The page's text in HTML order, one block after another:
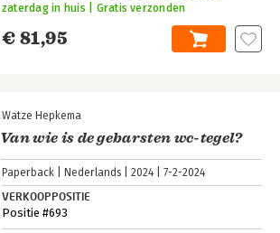
€ 81,95
zaterdag in huis | Gratis verzonden
Watze Hepkema
Van wie is de gebarsten wc-tegel?
Paperback Nederlands 2024 7-2-2024
VERKOOPPOSITIE
Positie #693